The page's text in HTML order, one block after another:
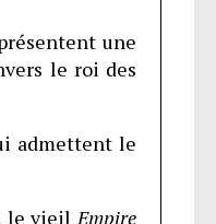
une
le roi des
admettent le
le vieilEmpire